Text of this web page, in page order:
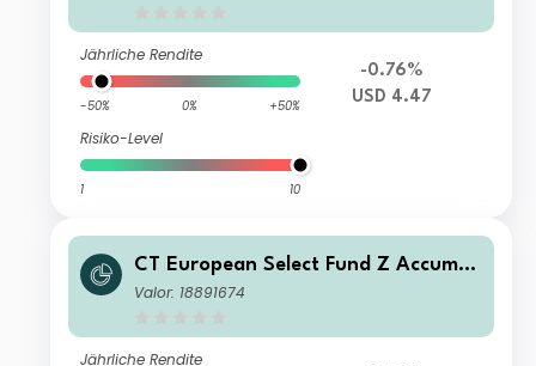
Jährliche Rendite
-50% 0% +50%
Risiko-Level
1 10
-0.76%
USD 4.47
CT European Select Fund Z Accumul
ation GBP
Valor: 18891674
Jährliche Rendite